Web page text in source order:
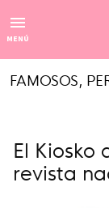
MENÚ
FAMOSOS,
El Kiosko
revista